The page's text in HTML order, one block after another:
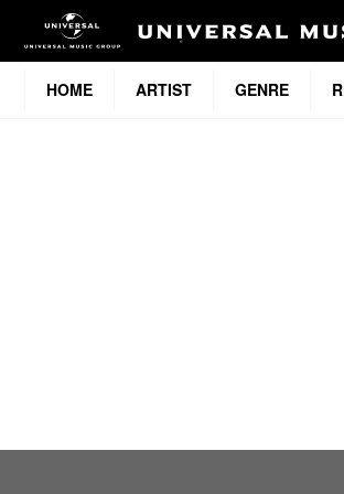
HOME ARTIST GENRE